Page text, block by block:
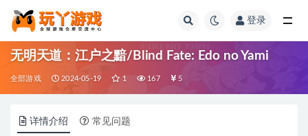
登录
无明天道：江户之黯/Blind Fate: Edo no Yami
全部游戏 2024-05-19 1 167 5
详情介绍 常见问题